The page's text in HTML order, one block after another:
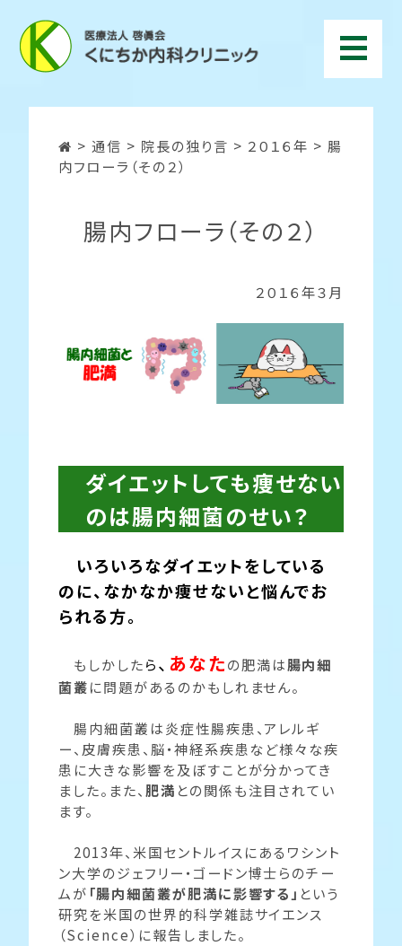
> 通信 > 院長の独り言 > ２０１６年 >腸
内フローラ（その２）
腸内フローラ（その２）
２０１６年３月
ダイエットしても痩せない
のは腸内細菌のせい？
いろいろなダイエットをしている
のに、なかなか痩せないと悩んでお
られる方。
もしかしたら、 あなたの肥満は腸内細
菌叢に問題があるのかもしれません。
腸内細菌叢は炎症性腸疾患、アレルギ
ー、皮膚疾患、脳・神経系疾患など様々な疾
患に大きな影響を及ぼすことが分かってき
ました。また、 肥満 との関係も注目されてい
ます。
2013年、米国セントルイスにあるワシント
ン大学のジェフリー・ゴードン博士らのチー
ムが 「腸内細菌叢が肥満に影響する」 という
研究を米国の世界的科学雑誌サイエンス
（Science）に報告しました。